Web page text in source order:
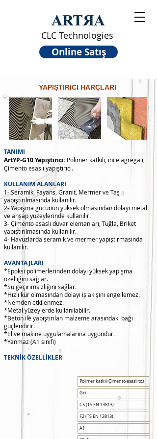
CLC Technologies
Online Satış
YAPIŞTIRICI HARÇLARI
TANIMI
ArtYP-G10 Yapıştırıcı: Polimer katkılı, ince agregalı,
Çimento esaslı yapıştırıcı.
KULLANIM ALANLARI
1- Seramik, Fayans, Granit, Mermer ve Taş
yapıştırılmasında kullanılır.
2- Yapışma gücünün yüksek olmasından dolayı metal
ve ahşap yüzeylerinde kullanılır.
3- Çimento esaslı duvar elemanları, Tuğla, Briket
yapıştırılmasında kullanılır.
4- Havuzlarda seramik ve mermer yapıştırmasında
kullanılır.
AVANTAJLARI
*Epoksi polimerlerinden dolayı yüksek yapışma
özelliğini sağlar.
*Su geçirimsizliğini sağlar.
*Hızlı kür olmasından dolayı iş akışını engellemez.
*Nemden etkilenmez.
*Metal yüzeylerde kullanılabilir.
*Beton ile yapıştırılan malzeme arasındaki bağı
güçlendirir.
*El ve makine uygulamalarına uygundur.
*Yanmaz (A1 sınıfı)
TEKNİK ÖZELLİKLER
Polimer katkılı Çimento esaslı toz
Gri
C5 (TS EN 13813)
F2 (TS EN 13813)
A1